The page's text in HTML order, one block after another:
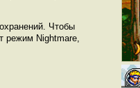
Чтобы
режим Nightmare,